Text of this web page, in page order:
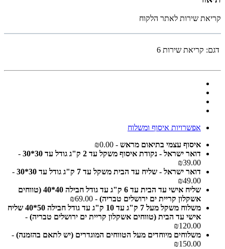
קריאת שירות לאתר הלקוח
דגם: קריאת שירות 6
אפשרויות איסוף ומשלוח
איסוף עצמי בתיאום מראש - ₪0.00
דואר ישראל - נקודת איסוף משקל עד 2 ק"ג גודל עד 30*30
-
₪39.00
דואר ישראל - שליח עד הבית משקל עד 7 ק"ג גודל עד 30*30
-
₪49.00
שליח אישי עד הבית עד 6 ק"ג עד גודל חבילה 40*40 (טווחים
אשקלון קריית ים ירושלים טבריה) - ₪69.00
משלוח משקל מעל 7 ק"ג עד 10 ק"ג עד גודל חבילה 50*40 שליח
אישי עד הבית (טווחים אשקלון קריית ים ירושלים טבריה) -
₪120.00
משלוחים מיוחדים מעל הטווחים המוגדרים (יש לתאם בהזמנה) -
₪150.00